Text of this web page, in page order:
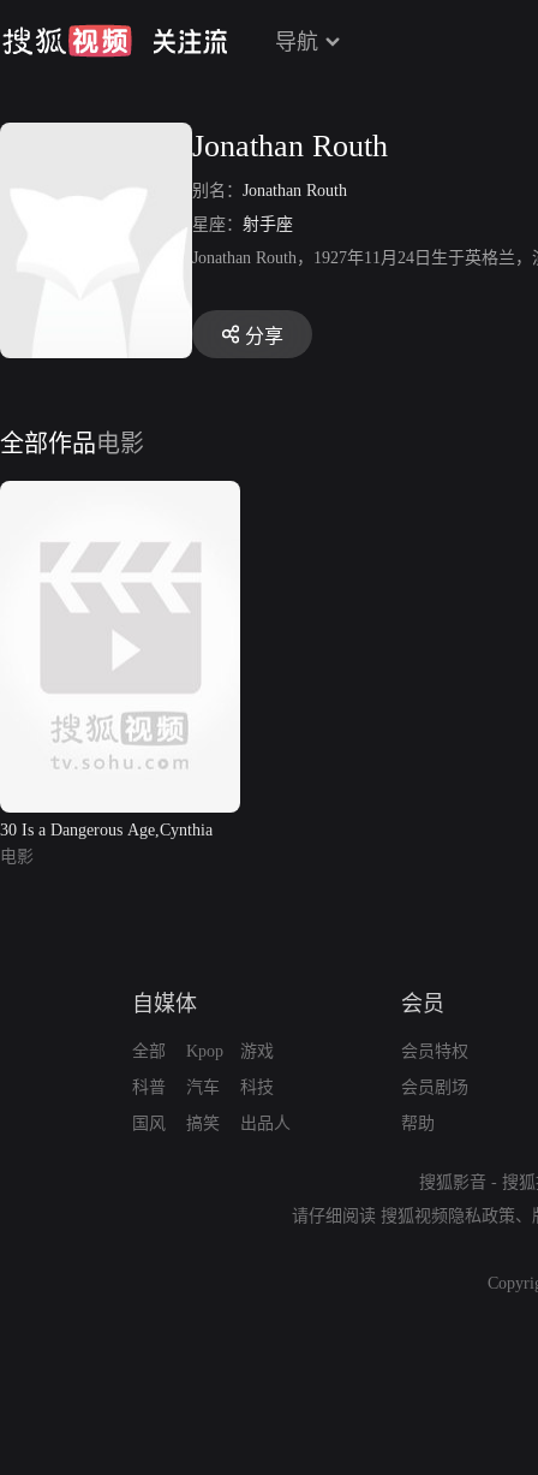
导航
Jonathan Routh
别名： Jonathan Routh
星座： 射手座
Jonathan Routh，1927年11月24日生于英格兰
分享
全部作品电影
30 Is a Dangerous Age,Cynthia
电影
自媒体
全部
科普
国风
Kpop
汽车
搞笑
游戏
科技
出品人
会员
会员特权
会员剧场
帮助
搜狐影音 - 搜
请仔细阅读 搜狐视频隐私政策、